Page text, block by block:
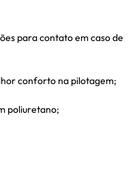
para contato em caso de
conforto na pilotagem;
poliuretano;